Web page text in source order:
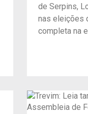
de Serpins,
nas eleições
completa na